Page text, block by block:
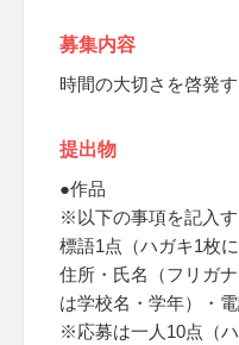
募集内容
時間の大切さを啓発
提出物
●作品
※以下の事項を記入す
標語1点（ハガキ1枚
住所・氏名（フリガ
は学校名・学年）・
※応募は一人10点（